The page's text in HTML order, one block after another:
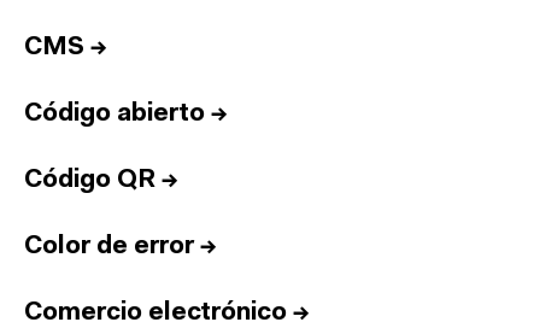
CMS →
Código abierto →
Código QR →
Color de error→
Comercio electrónico →